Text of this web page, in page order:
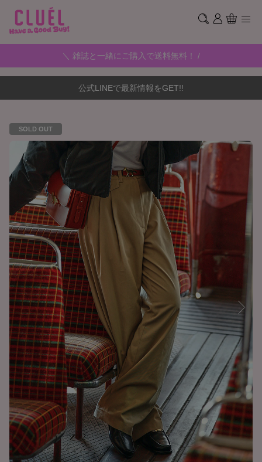
＼ 雑誌と一緒にご購入で送料無料！ /
公式LINEで最新情報をGET!!
SOLD OUT